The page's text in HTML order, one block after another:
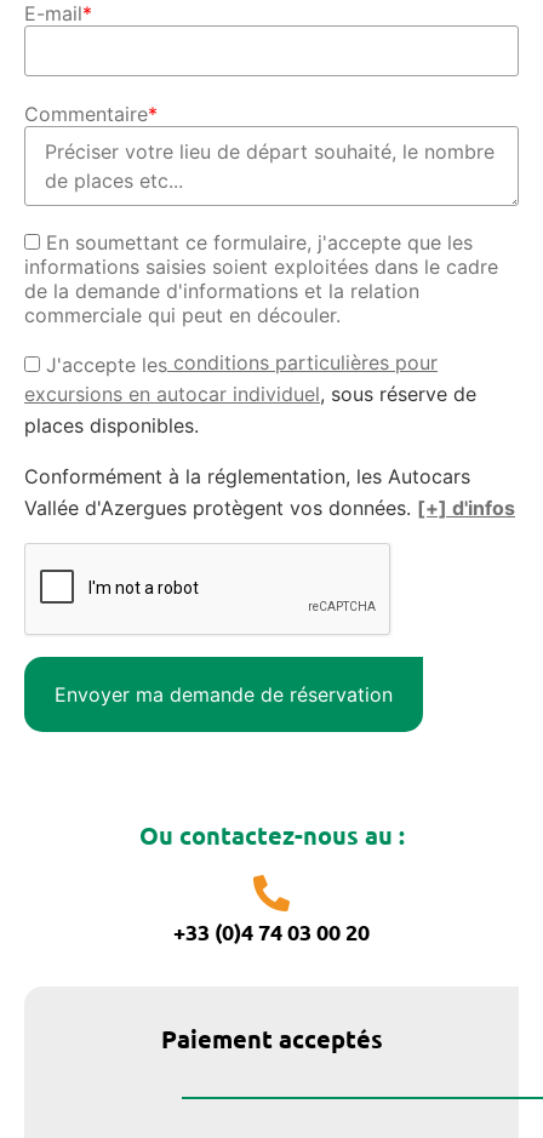
E-mail*
Commentaire*
En soumettant ce formulaire, j'accepte que les
informations saisies soient exploitées dans le cadre
de la demande d'informations et la relation
commerciale qui peut en découler.
J'accepte les conditions particulières pour
excursions en autocar individuel, sous réserve de
places disponibles.
Conformément à la réglementation, les Autocars
Vallée d'Azergues protègent vos données. [+] d'infos
Ou contactez-nous au :
+33 (0)4 74 03 00 20
Paiement acceptés